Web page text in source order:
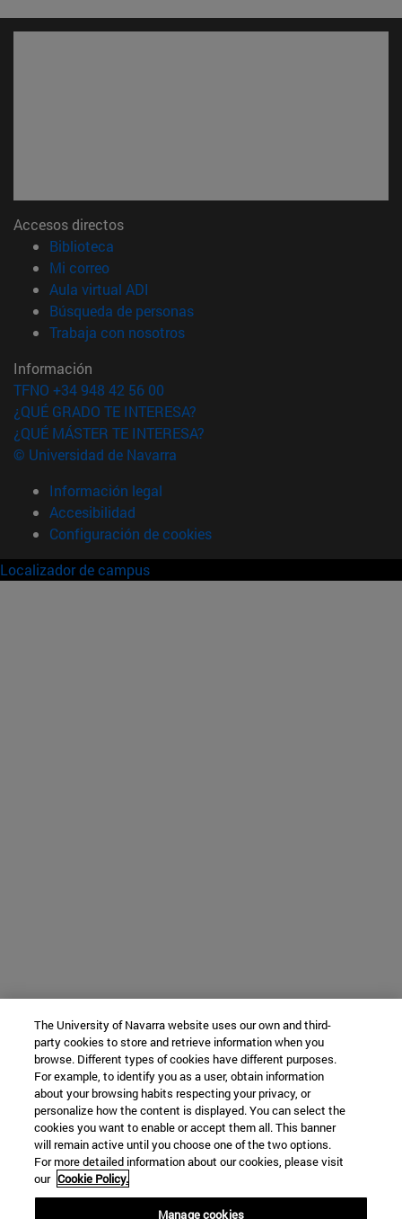
Accesos directos
Biblioteca
Mi correo(abre en nueva ventana)
Aula virtual ADI
Búsqueda de personas(abre en nueva ventana)
Trabaja con nosotros(abre en nueva ventana)
Información
TFNO +34 948 42 56 00
¿QUÉ GRADO TE INTERESA?
¿QUÉ MÁSTER TE INTERESA?
© Universidad de Navarra
Información legal
Accesibilidad
Configuración de cookies
Localizador de campus
The University of Navarra website uses our own and third-
party cookies to store and retrieve information when you
browse. Different types of cookies have different purposes.
For example, to identify you as a user, obtain information
about your browsing habits respecting your privacy, or
personalize how the content is displayed. You can select the
cookies you want to enable or accept them all. This banner
will remain active until you choose one of the two options.
For more detailed information about our cookies, please visit
our Cookie Policy.
Manage cookies